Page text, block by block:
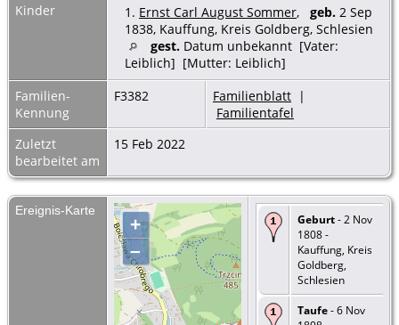
Kinder
1. Ernst Carl August Sommer, geb. 2 Sep
1838, Kauffung, Kreis Goldberg, Schlesien
gest. Datum unbekannt [Vater:
Leiblich] [Mutter: Leiblich]
Familien-
Kennung
F3382 Familienblatt |
Familientafel
Zuletzt
bearbeitet am
15 Feb 2022
Ereignis-Karte
+
–
Geburt- 2 Nov
1808 -
Kauffung, Kreis
Goldberg,
Schlesien
Taufe- 6 Nov